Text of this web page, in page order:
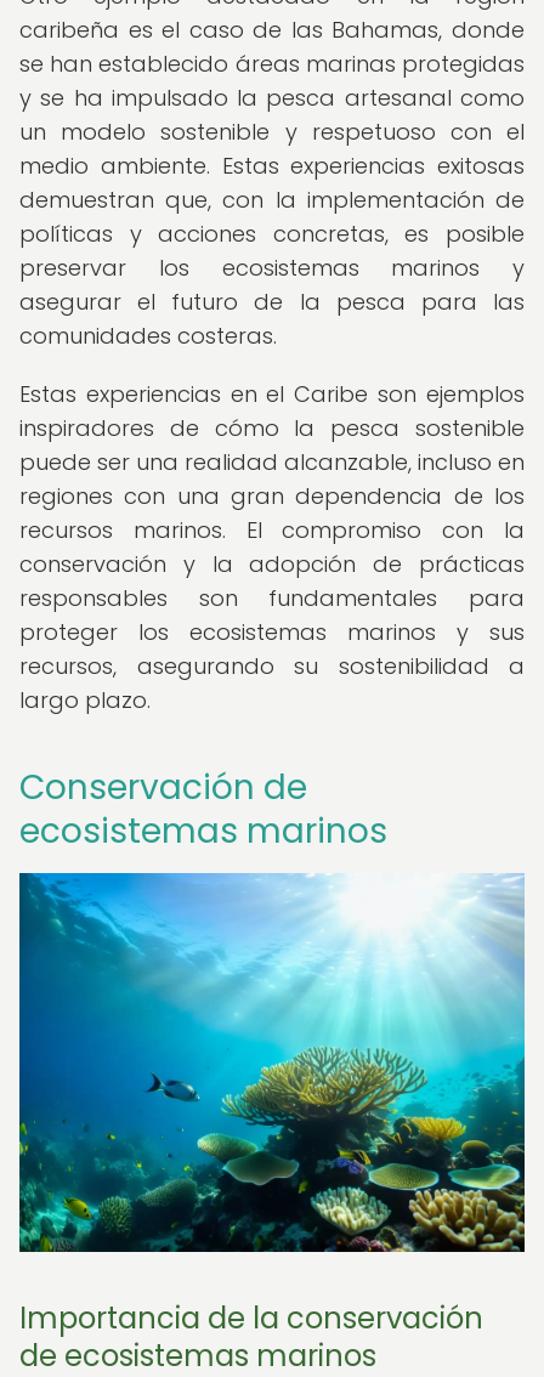
caribeña es el caso de las Bahamas, donde
se han establecido áreas marinas protegidas
y se ha impulsado la pesca artesanal como
un modelo sostenible y respetuoso con el
medio ambiente. Estas experiencias exitosas
demuestran que, con la implementación de
políticas y acciones concretas, es posible
preservar los ecosistemas marinos y
asegurar el futuro de la pesca para las
comunidades costeras.
Estas experiencias en el Caribe son ejemplos
inspiradores de cómo la pesca sostenible
puede ser una realidad alcanzable, incluso en
regiones con una gran dependencia de los
recursos marinos. El compromiso con la
conservación y la adopción de prácticas
responsables son fundamentales para
proteger los ecosistemas marinos y sus
recursos, asegurando su sostenibilidad a
largo plazo.
Conservación de
ecosistemas marinos
Importancia de la conservación
de ecosistemas marinos